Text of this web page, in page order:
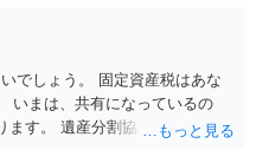
でしょう。 固定資産税はあな
いまは、共有になっているの
ます。 遺産分割協議をして、不